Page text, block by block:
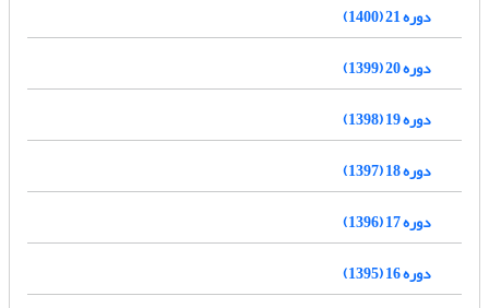
دوره 21 (1400)
دوره 20 (1399)
دوره 19 (1398)
دوره 18 (1397)
دوره 17 (1396)
دوره 16 (1395)